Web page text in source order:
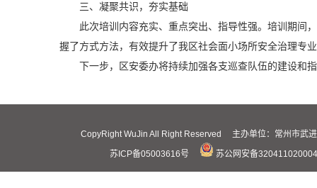
三、凝聚共识，夯实基础
此次培训内容充实、重点突出、指导性强。培训期间
握了方式方法，有效提升了我区社会面小场所安全治理专
下一步，区安委办将持续加强各支巡查队伍的建设和
CopyRight WuJin All Right Reserved 主办单位：常州市
苏ICP备05003616号
苏公网安备